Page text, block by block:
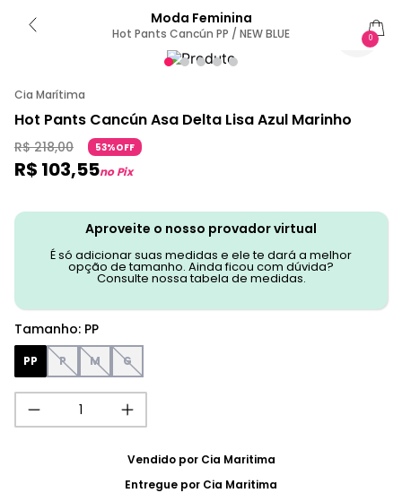
Moda Feminina
Hot Pants Cancún PP / NEW BLUE 0
Cia Marítima
Hot Pants Cancún Asa Delta Lisa Azul Marinho
R$ 218,00 53%OFF
R$ 103,55no Pix
Aproveite o nosso provador virtual
É só adicionar suas medidas e ele te dará a melhor
opção de tamanho. Ainda ficou com dúvida?
Consulte nossa tabela de medidas.
Tamanho: PP
PP P M G
Vendido por Cia Maritima
Entregue por Cia Maritima